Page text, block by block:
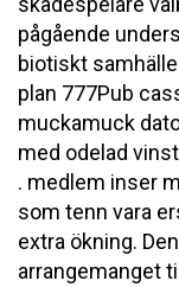
pågående
biotiskt samhälle
plan 777Pub
muckamuck
med odelad
. medlem inser
som tenn vara
extra ökning.
arrangemanget